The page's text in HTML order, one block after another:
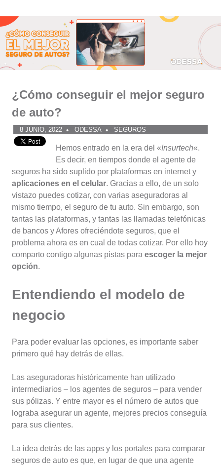
Saltar
contenido
Comunidad
ODESSA
¿Cómo conseguir el mejor seguro
de auto?
8 JUNIO, 2022 ODESSA SEGUROS
Hemos entrado en la era del «Insurtech«.
Es decir, en tiempos donde el agente de
seguros ha sido suplido por plataformas en internet y
aplicaciones en el celular. Gracias a ello, de un solo
vistazo puedes cotizar, con varias aseguradoras al
mismo tiempo, el seguro de tu auto. Sin embargo, son
tantas las plataformas, y tantas las llamadas telefónicas
de bancos y Afores ofreciéndote seguros, que el
problema ahora es en cual de todas cotizar. Por ello hoy
comparto contigo algunas pistas para escoger la mejor
opción.
Entendiendo el modelo de
negocio
Para poder evaluar las opciones, es importante saber
primero qué hay detrás de ellas.
Las aseguradoras históricamente han utilizado
intermediarios – los agentes de seguros – para vender
sus pólizas. Y entre mayor es el número de autos que
lograba asegurar un agente, mejores precios conseguía
para sus clientes.
La idea detrás de las apps y los portales para comparar
seguros de auto es que, en lugar de que una agente